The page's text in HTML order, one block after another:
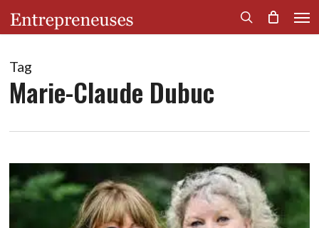
content
search
Tag
Marie-Claude Dubuc